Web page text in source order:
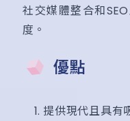
社交媒體整合和
度。
優點
提供現代且具有